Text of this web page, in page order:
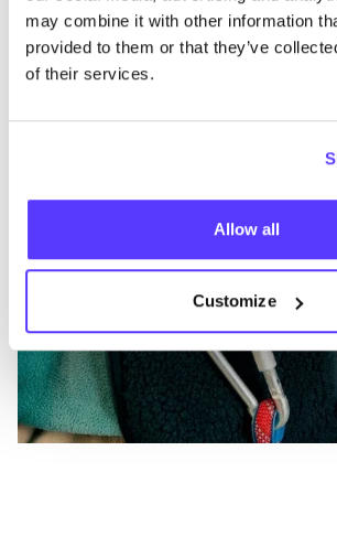
may combine it with other information
provided to them or that they’ve
of their services.
Allow all
Customize
Element
Ropa Mochilas